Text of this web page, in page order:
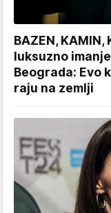
BAZEN,
luksuzno
Beograda: Evo
raju na zemlji